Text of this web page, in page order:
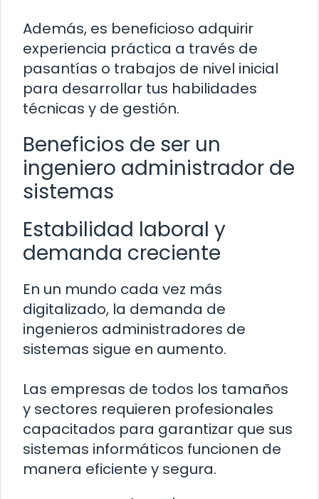
Además, es beneficioso adquirir
experiencia práctica a través de
pasantías o trabajos de nivel inicial
para desarrollar tus habilidades
técnicas y de gestión.
Beneficios de ser un
ingeniero administrador de
sistemas
Estabilidad laboral y
demanda creciente
En un mundo cada vez más
digitalizado, la demanda de
ingenieros administradores de
sistemas sigue en aumento.
Las empresas de todos los tamaños
y sectores requieren profesionales
capacitados para garantizar que sus
sistemas informáticos funcionen de
manera eficiente y segura.